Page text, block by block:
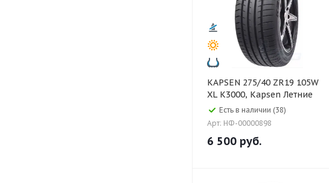
KAPSEN 275/40 ZR19 105W
XL K3000, Kapsen Летние
Есть в наличии (38)
Арт: НФ-00000898
6 500 руб.